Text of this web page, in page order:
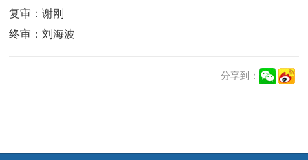
复审：谢刚
终审：刘海波
分享到：